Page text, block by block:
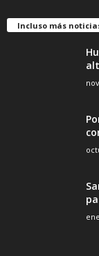
Incluso más